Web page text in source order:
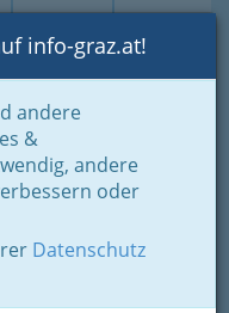
Login Toggle
info-graz.at!
andere
&
andere
oder
Datenschutz
- der Handel
und Schenken
- Antiquitäten
/
-